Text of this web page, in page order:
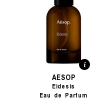
AESOP
Eidesis
Eau de Parfum